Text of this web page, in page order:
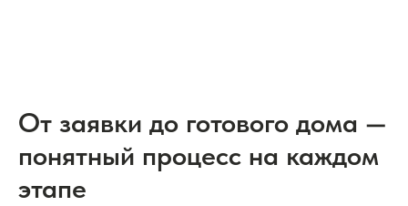
От заявки до готового дома —
понятный процесс на каждом
этапе